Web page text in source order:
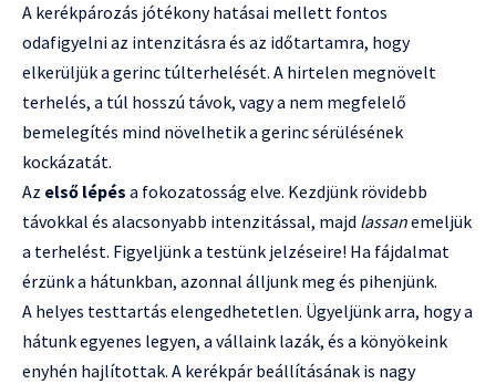
A kerékpározás jótékony hatásai mellett fontos
odafigyelni az intenzitásra és az időtartamra, hogy
elkerüljük a gerinc túlterhelését. A hirtelen megnövelt
terhelés, a túl hosszú távok, vagy a nem megfelelő
bemelegítés mind növelhetik a gerinc sérülésének
kockázatát.
Az első lépés a fokozatosság elve. Kezdjünk rövidebb
távokkal és alacsonyabb intenzitással, majd lassanemeljük
a terhelést. Figyeljünk a testünk jelzéseire! Ha fájdalmat
érzünk a hátunkban, azonnal álljunk meg és pihenjünk.
A helyes testtartás elengedhetetlen. Ügyeljünk arra, hogy a
hátunk egyenes legyen, a vállaink lazák, és a könyökeink
enyhén hajlítottak. A kerékpár beállításának is nagy